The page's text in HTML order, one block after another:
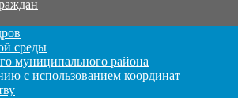
среды
муниципального района
с использованием координат